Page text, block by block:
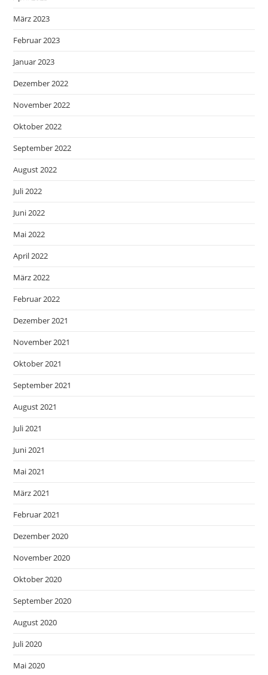
März 2023
Februar 2023
Januar 2023
Dezember 2022
November 2022
Oktober 2022
September 2022
August 2022
Juli 2022
Juni 2022
Mai 2022
April 2022
März 2022
Februar 2022
Dezember 2021
November 2021
Oktober 2021
September 2021
August 2021
Juli 2021
Juni 2021
Mai 2021
März 2021
Februar 2021
Dezember 2020
November 2020
Oktober 2020
September 2020
August 2020
Juli 2020
Mai 2020